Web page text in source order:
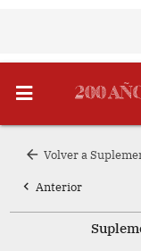
arrow_back Volver a
chevron_left Anterior